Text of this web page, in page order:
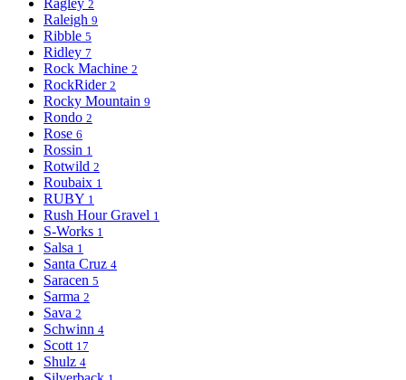
Ragley 2
Raleigh 9
Ribble 5
Ridley 7
Rock Machine 2
RockRider 2
Rocky Mountain 9
Rondo 2
Rose 6
Rossin 1
Rotwild 2
Roubaix 1
RUBY 1
Rush Hour Gravel 1
S-Works 1
Salsa 1
Santa Cruz 4
Saracen 5
Sarma 2
Sava 2
Schwinn 4
Scott 17
Shulz 4